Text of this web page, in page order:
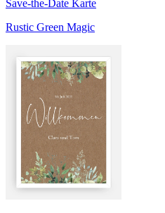
Save-the-Date Karte
Rustic Green Magic